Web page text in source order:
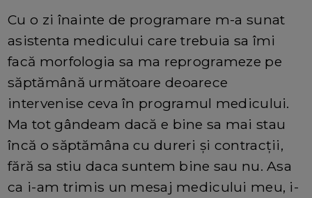
Cu o zi înainte de programare m-a sunat
asistenta medicului care trebuia sa îmi
facă morfologia sa ma reprogrameze pe
săptămână următoare deoarece
intervenise ceva în programul medicului.
Ma tot gândeam dacă e bine sa mai stau
încă o săptămâna cu dureri și contracții,
fără sa stiu daca suntem bine sau nu. Asa
ca i-am trimis un mesaj medicului meu, i-